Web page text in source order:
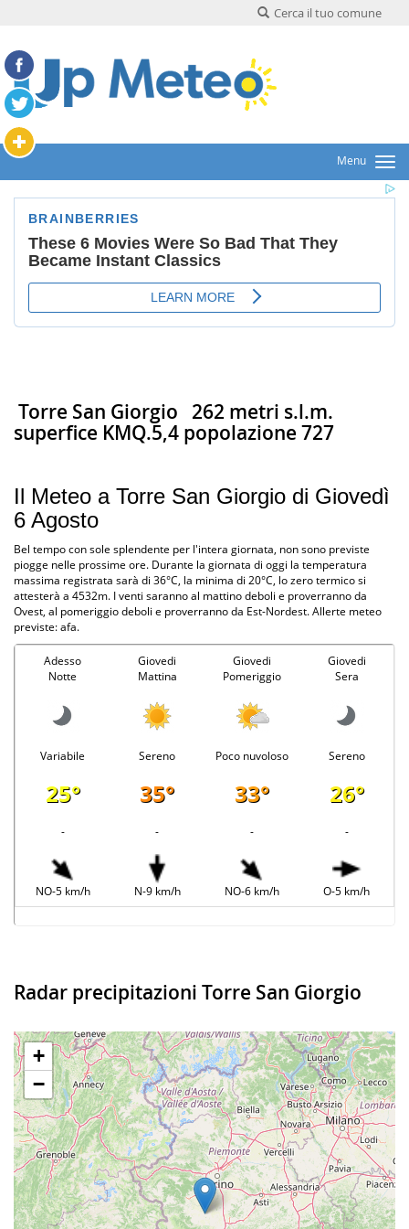
Cerca il tuo comune
Menu
Torre San Giorgio 262 metri s.l.m.
superfice KMQ.5,4 popolazione 727
Il Meteo a Torre San Giorgio di Giovedì
6 Agosto
Bel tempo con sole splendente per l'intera giornata, non sono previste
piogge nelle prossime ore. Durante la giornata di oggi la temperatura
massima registrata sarà di 36°C, la minima di 20°C, lo zero termico si
attesterà a 4532m. I venti saranno al mattino deboli e proverranno da
Ovest, al pomeriggio deboli e proverranno da Est-Nordest. Allerte meteo
previste: afa.
Adesso
Notte
Giovedi
Mattina
Giovedi
Pomeriggio
Giovedi
Sera
Variabile Sereno Poco nuvoloso Sereno
25° 35° 33° 26°
- - - -
NO-5 km/h N-9 km/h NO-6 km/h O-5 km/h
Radar precipitazioni Torre San Giorgio